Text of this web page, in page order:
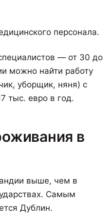
персонала.
— от 30 до
можно найти работу
уборщик, няня) с
тыс. евро в год.
в
выше, чем в
Самым
Дублин.